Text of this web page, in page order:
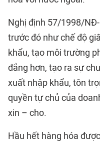
Nghị định 57/1998/
trước đó như chế độ
khẩu, tạo môi trường
đẳng hơn, tạo ra sự
xuất nhập khẩu, tôn
quyền tự chủ của
xin – cho.
Hầu hết hàng hóa